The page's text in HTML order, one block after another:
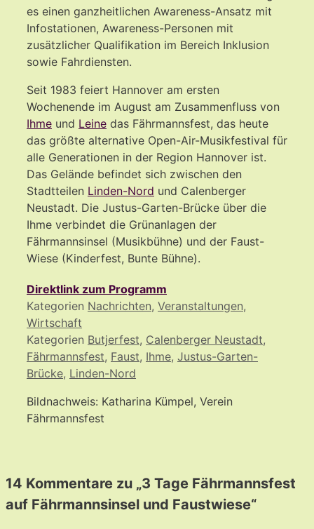
es einen ganzheitlichen Awareness-Ansatz mit
Infostationen, Awareness-Personen mit
zusätzlicher Qualifikation im Bereich Inklusion
sowie Fahrdiensten.
Seit 1983 feiert Hannover am ersten
Wochenende im August am Zusammenfluss von
Ihme und Leine das Fährmannsfest, das heute
das größte alternative Open-Air-Musikfestival für
alle Generationen in der Region Hannover ist.
Das Gelände befindet sich zwischen den
Stadtteilen Linden-Nord und Calenberger
Neustadt. Die Justus-Garten-Brücke über die
Ihme verbindet die Grünanlagen der
Fährmannsinsel (Musikbühne) und der Faust-
Wiese (Kinderfest, Bunte Bühne).
Direktlink zum Programm
Kategorien Nachrichten, Veranstaltungen,
Wirtschaft
Kategorien Butjerfest, Calenberger Neustadt,
Fährmannsfest, Faust, Ihme, Justus-Garten-
Brücke, Linden-Nord
Bildnachweis: Katharina Kümpel, Verein
Fährmannsfest
14 Kommentare zu „3 Tage Fährmannsfest
auf Fährmannsinsel und Faustwiese“